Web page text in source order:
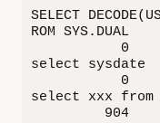
SELECT
ROM SYS.DUAL
0
select sysdate
0
select xxx from
904